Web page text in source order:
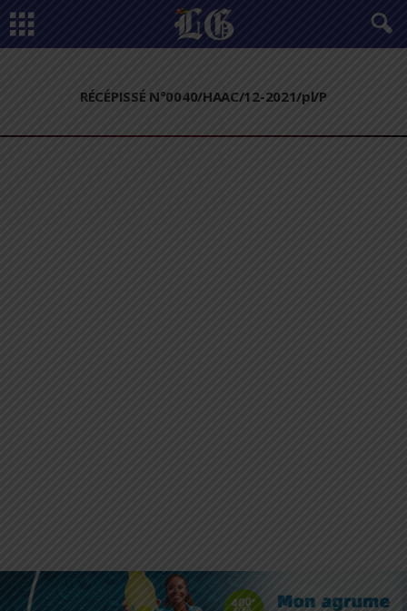
RÉCÉPISSÉ N°0040/HAAC/12-2021/pl/P